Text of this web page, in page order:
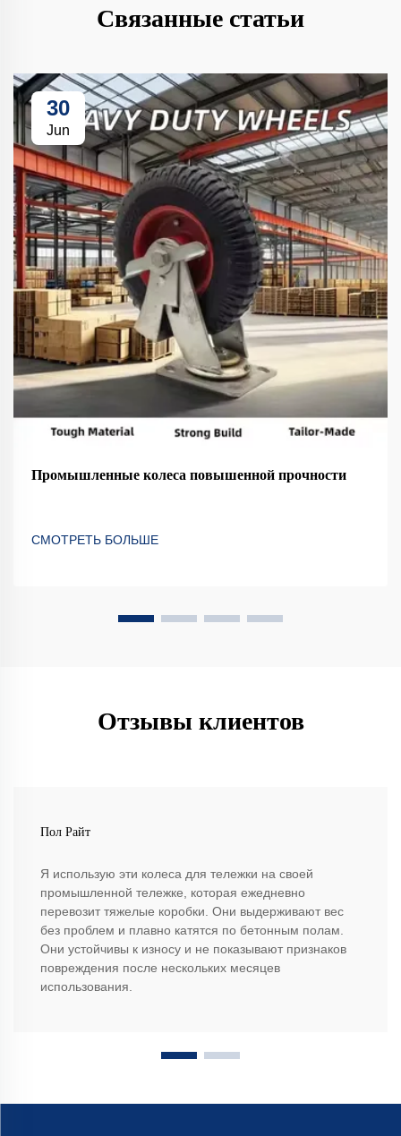
Связанные статьи
30
Jun
Промышленные колеса повышенной прочности
СМОТРЕТЬ БОЛЬШЕ
Отзывы клиентов
Пол Райт
Я использую эти колеса для тележки на своей
промышленной тележке, которая ежедневно
перевозит тяжелые коробки. Они выдерживают вес
без проблем и плавно катятся по бетонным полам.
Они устойчивы к износу и не показывают признаков
повреждения после нескольких месяцев
использования.